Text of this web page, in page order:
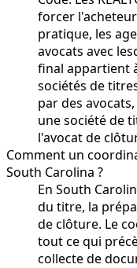
forcer
pratique, les
avocats avec
final appartient
sociétés de
par des
une société de
l'avocat de
Comment un
South Carolina ?
En South
du titre, la
de clôture. Le
tout ce qui
collecte de